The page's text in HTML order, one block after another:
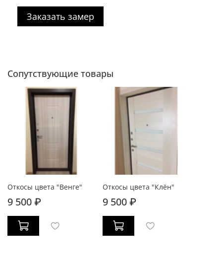
Заказать замер
Сопутствующие товары
Откосы цвета "Венге"
9 500 ₽
Откосы цвета "Клён"
9 500 ₽